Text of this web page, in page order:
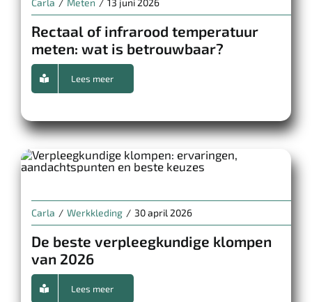
Carla / Meten / 13 juni 2026
Rectaal of infrarood temperatuur
meten: wat is betrouwbaar?
Lees meer
Carla / Werkkleding / 30 april 2026
De beste verpleegkundige klompen
van 2026
Lees meer